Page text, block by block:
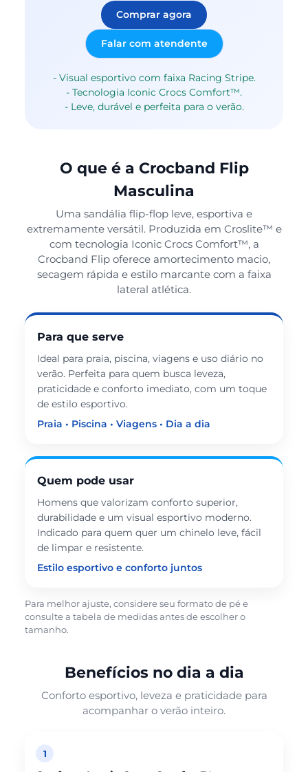
Comprar agora
Falar com atendente
- Visual esportivo com faixa Racing Stripe.
- Tecnologia Iconic Crocs Comfort™.
- Leve, durável e perfeita para o verão.
O que é a Crocband Flip
Masculina
Uma sandália flip-flop leve, esportiva e
extremamente versátil. Produzida em Croslite™ e
com tecnologia Iconic Crocs Comfort™, a
Crocband Flip oferece amortecimento macio,
secagem rápida e estilo marcante com a faixa
lateral atlética.
Para que serve
Ideal para praia, piscina, viagens e uso diário no
verão. Perfeita para quem busca leveza,
praticidade e conforto imediato, com um toque
de estilo esportivo.
Praia • Piscina • Viagens • Dia a dia
Quem pode usar
Homens que valorizam conforto superior,
durabilidade e um visual esportivo moderno.
Indicado para quem quer um chinelo leve, fácil
de limpar e resistente.
Estilo esportivo e conforto juntos
Para melhor ajuste, considere seu formato de pé e
consulte a tabela de medidas antes de escolher o
tamanho.
Benefícios no dia a dia
Conforto esportivo, leveza e praticidade para
acompanhar o verão inteiro.
1